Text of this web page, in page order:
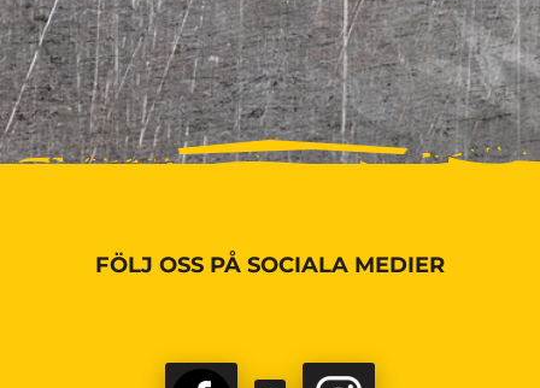
FÖLJ OSS PÅ SOCIALA MEDIER